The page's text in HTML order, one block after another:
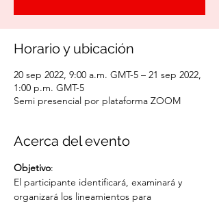
Horario y ubicación
20 sep 2022, 9:00 a.m. GMT-5 – 21 sep 2022,
1:00 p.m. GMT-5
Semi presencial por plataforma ZOOM
Acerca del evento
Objetivo:
El participante identificará, examinará y
organizará los lineamientos para